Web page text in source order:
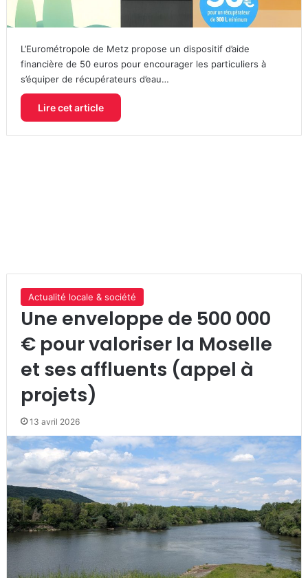
L’Eurométropole de Metz propose un dispositif d’aide
financière de 50 euros pour encourager les particuliers à
s’équiper de récupérateurs d’eau…
Lire cet article
Actualité locale & société
Une enveloppe de 500 000
€ pour valoriser la Moselle
et ses affluents (appel à
projets)
13 avril 2026